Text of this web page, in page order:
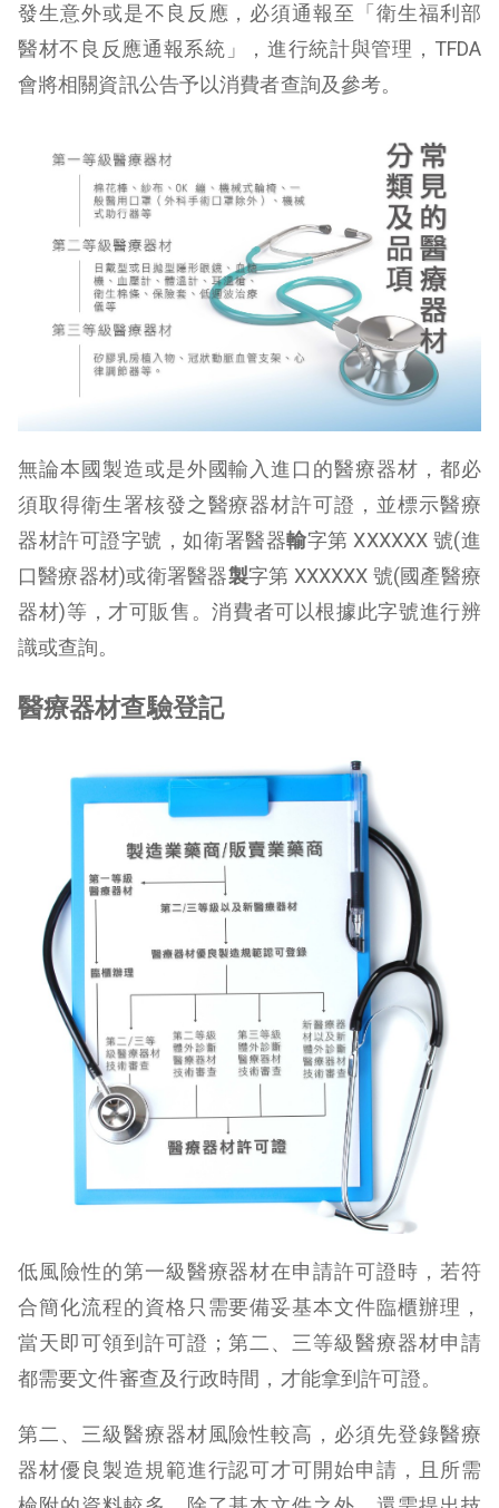
發生意外或是不良反應，必須通報至「衛生福利部
醫材不良反應通報系統」，進行統計與管理，TFDA
會將相關資訊公告予以消費者查詢及參考。
無論本國製造或是外國輸入進口的醫療器材，都必
須取得衛生署核發之醫療器材許可證，並標示醫療
器材許可證字號，如衛署醫器輸字第 XXXXXX 號(進
口醫療器材)或衛署醫器製字第 XXXXXX 號(國產醫療
器材)等，才可販售。消費者可以根據此字號進行辨
識或查詢。
醫療器材查驗登記
低風險性的第一級醫療器材在申請許可證時，若符
合簡化流程的資格只需要備妥基本文件臨櫃辦理，
當天即可領到許可證；第二、三等級醫療器材申請
都需要文件審查及行政時間，才能拿到許可證。
第二、三級醫療器材風險性較高，必須先登錄醫療
器材優良製造規範進行認可才可開始申請，且所需